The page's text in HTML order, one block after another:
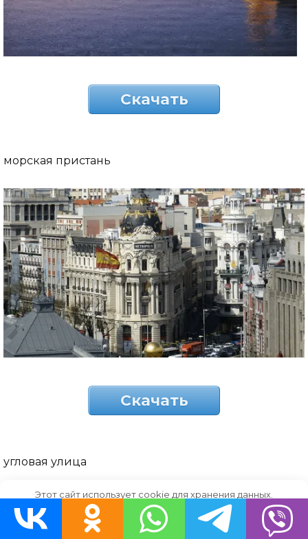
Скачать
морская пристань
Скачать
угловая улица
Этот сайт использует cookie для хранения данных.
Продолжая использовать сайт, Вы даете свое согласие на
работу с этими файлами.
OK